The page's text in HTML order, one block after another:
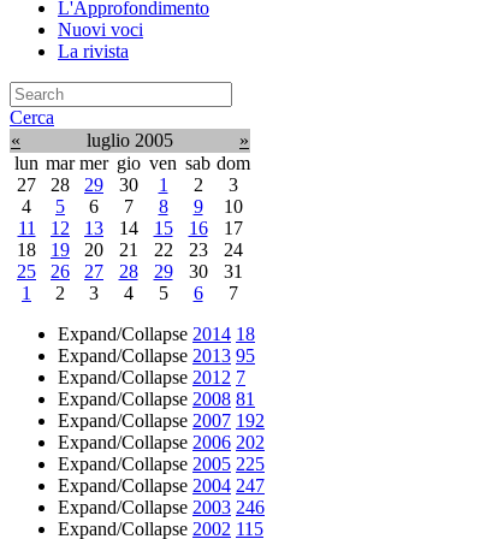
L'Approfondimento
Nuovi voci
La rivista
Cerca
«
luglio 2005
»
lun mar mer gio ven sab dom
27
28 29 30 1 2
3
4
5 6 7 8 9
10
11
12 13 14 15 16
17
18
19 20 21 22 23
24
25
26 27 28 29 30
31
1
2 3 4 5 6
7
Expand/Collapse 2014 18
Expand/Collapse 2013 95
Expand/Collapse 2012 7
Expand/Collapse 2008 81
Expand/Collapse 2007 192
Expand/Collapse 2006 202
Expand/Collapse 2005 225
Expand/Collapse 2004 247
Expand/Collapse 2003 246
Expand/Collapse 2002 115